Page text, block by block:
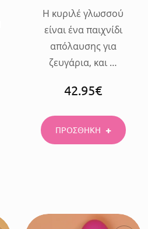
Η κυριλέ γλωσσού
είναι ένα παιχνίδι
απόλαυσης για
ζευγάρια, και …
42.95€
ΠΡΟΣΘΗΚΗ